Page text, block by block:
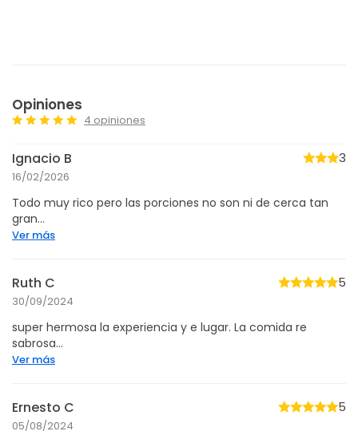
Opiniones
4 opiniones
Ignacio B
16/02/2026
3
Todo muy rico pero las porciones no son ni de cerca tan
gran...
Ver más
Ruth C
30/09/2024
5
super hermosa la experiencia y e lugar. La comida re
sabrosa...
Ver más
Ernesto C
05/08/2024
5